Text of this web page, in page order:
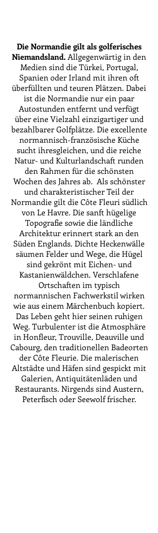
Die Normandie gilt als golferisches
Niemandsland. Allgegenwärtig in den
Medien sind die Türkei, Portugal,
Spanien oder Irland mit ihren oft
überfüllten und teuren Plätzen. Dabei
ist die Normandie nur ein paar
Autostunden entfernt und verfügt
über eine Vielzahl einzigartiger und
bezahlbarer Golfplätze. Die excellente
normannisch-französische Küche
sucht ihresgleichen, und die reiche
Natur- und Kulturlandschaft runden
den Rahmen für die schönsten
Wochen des Jahres ab. Als schönster
und charakteristischer Teil der
Normandie gilt die Côte Fleuri südlich
von Le Havre. Die sanft hügelige
Topografie sowie die ländliche
Architektur erinnert stark an den
Süden Englands. Dichte Heckenwälle
säumen Felder und Wege, die Hügel
sind gekrönt mit Eichen- und
Kastanienwäldchen. Verschlafene
Ortschaften im typisch
normannischen Fachwerkstil wirken
wie aus einem Märchenbuch kopiert.
Das Leben geht hier seinen ruhigen
Weg. Turbulenter ist die Atmosphäre
in Honfleur, Trouville, Deauville und
Cabourg, den traditionellen Badeorten
der Côte Fleurie. Die malerischen
Altstädte und Häfen sind gespickt mit
Galerien, Antiquitätenläden und
Restaurants. Nirgends sind Austern,
Peterfisch oder Seewolf frischer.